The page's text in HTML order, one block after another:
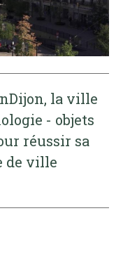
la ville
- objets
réussir sa
de ville